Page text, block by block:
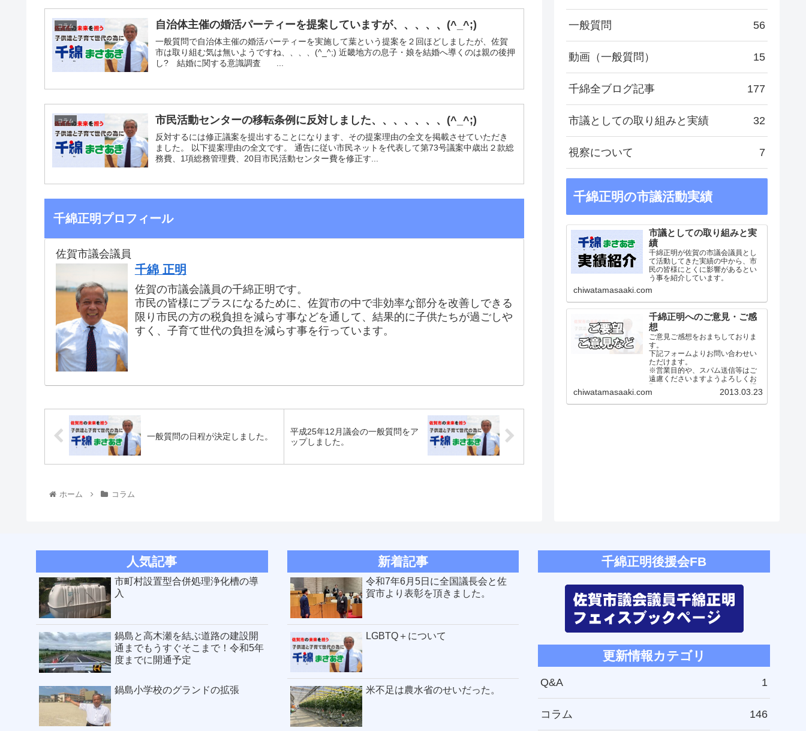
コラム 自治体主催の婚活パーティーを提案していますが、、、、、(^_^;)
一般質問で自治体主催の婚活パーティーを実施して葉という提案を２回ほどしましたが、佐賀
市は取り組む気は無いようですね、、、、(^_^;) 近畿地方の息子・娘を結婚へ導くのは親の後押
し? 結婚に関する意識調査 ...
コラム 市民活動センターの移転条例に反対しました、、、、、、、(^_^;)
反対するには修正議案を提出することになります、その提案理由の全文を掲載させていただき
ました。 以下提案理由の全文です。 通告に従い市民ネットを代表して第73号議案中歳出２款総
務費、1項総務管理費、20目市民活動センター費を修正す...
千綿正明プロフィール
佐賀市議会議員
千綿 正明
佐賀の市議会議員の千綿正明です。
市民の皆様にプラスになるために、佐賀市の中で非効率な部分を改善しできる
限り市民の方の税負担を減らす事などを通して、結果的に子供たちが過ごしや
すく、子育て世代の負担を減らす事を行っています。
一般質問の日程が決定しました。
平成25年12月議会の一般質問をア
ップしました。
ホーム コラム
一般質問 56
動画（一般質問） 15
千綿全ブログ記事 177
市議としての取り組みと実績 32
視察について 7
千綿正明の市議活動実績
市議としての取り組みと実
績
千綿正明が佐賀の市議会議員とし
て活動してきた実績の中から、市
民の皆様にとくに影響があるとい
う事を紹介しています。
chiwatamasaaki.com
千綿正明へのご意見・ご感
想
ご意見ご感想をおまちしておりま
す。
下記フォームよりお問い合わせい
ただけます。
※営業目的や、スパム送信等はご
遠慮くださいますようよろしくお
願致します。あまりにもひどい場
合には法的な対処も検討致しま
す。
chiwatamasaaki.com 2013.03.23
人気記事
市町村設置型合併処理浄化槽の導
入
鍋島と高木瀬を結ぶ道路の建設開
通までもうすぐそこまで！令和5年
度までに開通予定
鍋島小学校のグランドの拡張
新着記事
令和7年6月5日に全国議長会と佐
賀市より表彰を頂きました。
LGBTQ＋について
米不足は農水省のせいだった。
千綿正明後援会FB
更新情報カテゴリ
Q&A 1
コラム 146